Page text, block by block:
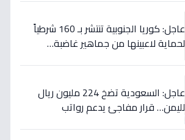
عاجل: كوريا الجنوبية تنتشر بـ 160 شرطياً
لحماية لاعبينها من جماهير غاضبة…
عاجل: السعودية تضخ 224 مليون ريال
لليمن… قرار مفاجئ يدعم رواتب